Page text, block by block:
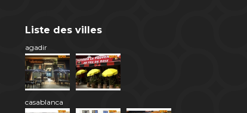
Liste des villes
agadir
casablanca